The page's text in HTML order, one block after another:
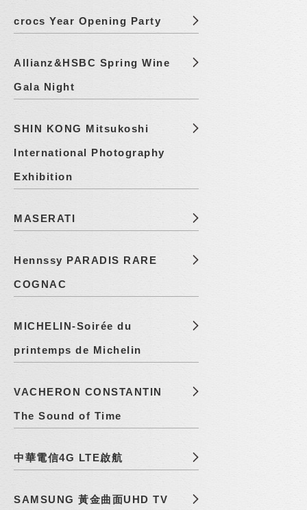
crocs Year Opening Party
Allianz&HSBC Spring Wine
Gala Night
SHIN KONG Mitsukoshi
International Photography
Exhibition
MASERATI
Hennssy PARADIS RARE
COGNAC
MICHELIN-Soirée du
printemps de Michelin
VACHERON CONSTANTIN
The Sound of Time
中華電信4G LTE啟航
SAMSUNG 黃金曲面UHD TV